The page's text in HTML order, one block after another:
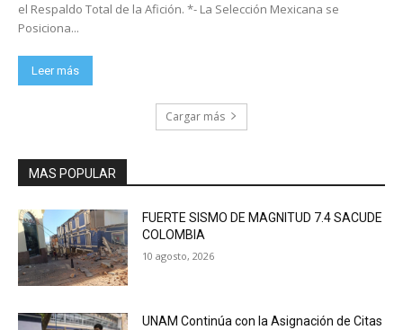
el Respaldo Total de la Afición. *- La Selección Mexicana se
Posiciona...
Leer más
Cargar más
MAS POPULAR
FUERTE SISMO DE MAGNITUD 7.4 SACUDE
COLOMBIA
10 agosto, 2026
UNAM Continúa con la Asignación de Citas